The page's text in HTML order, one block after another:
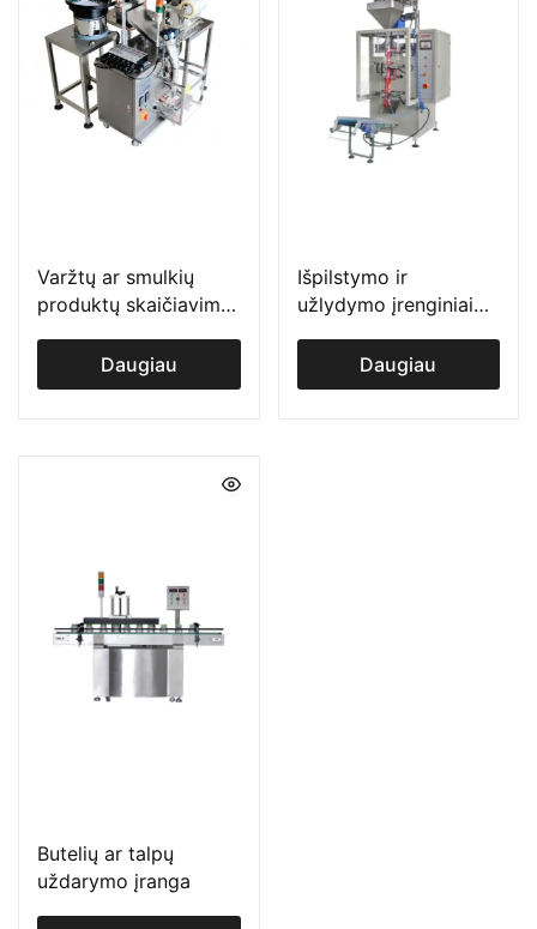
Varžtų ar smulkių
produktų skaičiavimo
maišelius įrenginys
Daugiau
Išpilstymo ir
užlydymo įrenginiai
produktams
Daugiau
Butelių ar talpų
uždarymo įranga